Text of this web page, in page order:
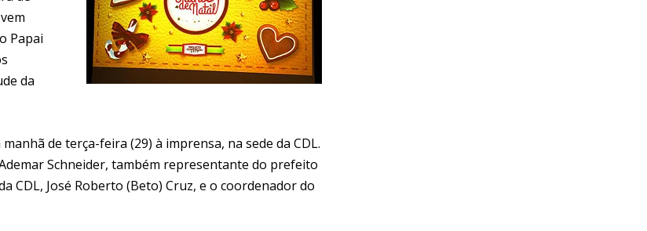
Papai
da
de terça-feira (29) à imprensa, na sede da CDL.
Schneider, também representante do prefeito
CDL, José Roberto (Beto) Cruz, e o coordenador do